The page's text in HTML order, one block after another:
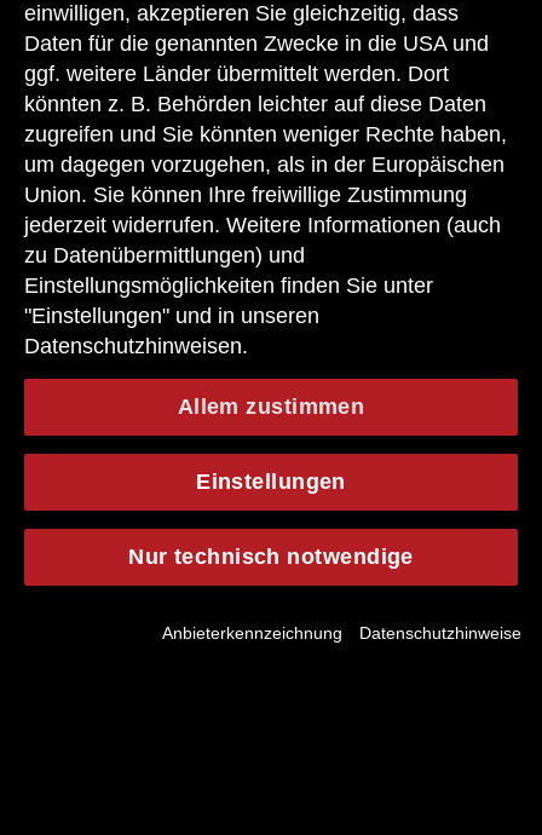
Jobsuche
2017/1151/EU ermittelt.
Angaben zum Kraftstoffverbrauch und zu CO2-Emissionen sind
Zertifizierungsverfahren nach Maßgabe des WLTP-Prüfverfahrens
ermittelt und in NEFZ-Werte korreliert. Eine EG-Typgenehmigung und
eine Konformitätsbescheinigung mit amtlichen Werten liegen noch
nicht vor. Abweichungen zwischen den Angaben und den amtlichen
Werten sind möglich.
einwilligen, akzeptieren Sie gleichzeitig, dass
Daten für die genannten Zwecke in die USA und
ggf. weitere Länder übermittelt werden. Dort
könnten z. B. Behörden leichter auf diese Daten
zugreifen und Sie könnten weniger Rechte haben,
um dagegen vorzugehen, als in der Europäischen
Union. Sie können Ihre freiwillige Zustimmung
jederzeit widerrufen. Weitere Informationen (auch
zu Datenübermittlungen) und
Einstellungsmöglichkeiten finden Sie unter
"Einstellungen" und in unseren
Datenschutzhinweisen.
Nur technisch notwendige
Allem zustimmen
Einstellungen
Anbieterkennzeichnung Datenschutzhinweise